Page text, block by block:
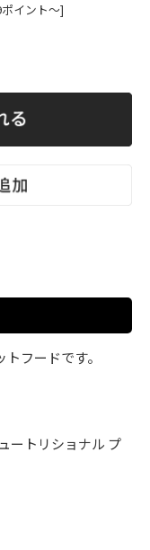
イント～]
フードです。
ートリショナル プ